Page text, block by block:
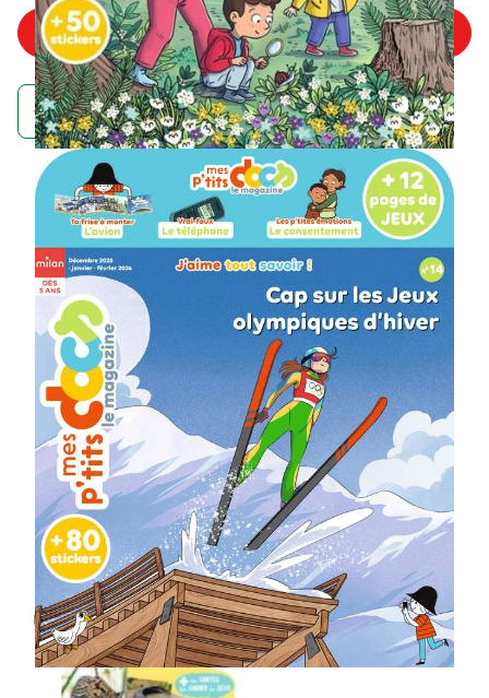
Choisir mon offre
Achetez maintenant et recevez votre numéro d'août
À quoi ressemble un
abonnement à un
magazine Wakou ?
Une aventure dans la
nature
Une histoire d'animal en
photos